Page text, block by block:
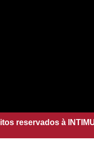
reservados à